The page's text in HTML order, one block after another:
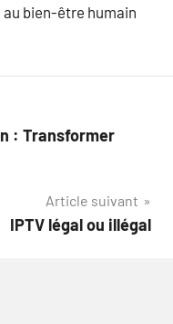
bien-être humain
: Transformer
Article suivant
IPTV légal ou illégal